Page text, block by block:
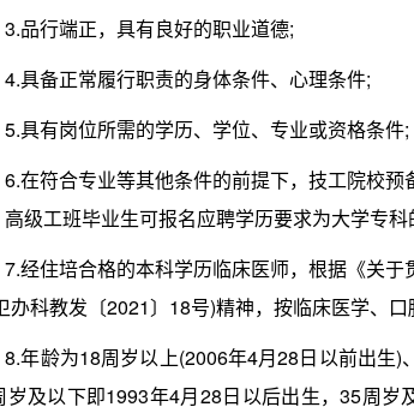
行端正，具有良好的职业道德;
备正常履行职责的身体条件、心理条件;
有岗位所需的学历、学位、专业或资格条件;
符合专业等其他条件的前提下，技工院校预
级工班毕业生可报名应聘学历要求为大学专科
住培合格的本科学历临床医师，根据《关于
办科教发〔2021〕18号)精神，按临床医学、
龄为18周岁以上(2006年4月28日以前出生)
岁及以下即1993年4月28日以后出生，35周